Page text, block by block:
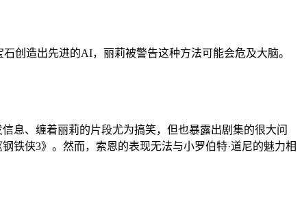
创造出先进的AI，丽莉被警告这种方法可能会危及大脑。
息、缠着丽莉的片段尤为搞笑，但也暴露出剧集的很大问
铁侠3》。然而，索恩的表现无法与小罗伯特·道尼的魅力相